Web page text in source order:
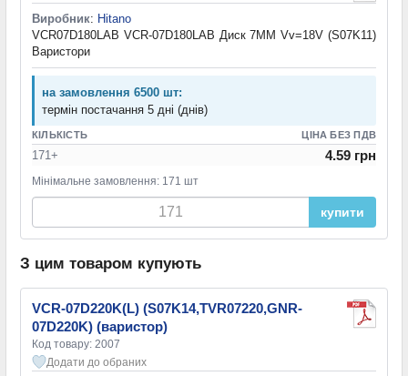
Виробник: Hitano
VCR07D180LAB VCR-07D180LAB Диск 7ММ Vv=18V (S07K11)
Варистори
на замовлення 6500 шт:
термін постачання 5 дні (днів)
КІЛЬКІСТЬ ЦІНА БЕЗ ПДВ
171+ 4.59 грн
Мінімальне замовлення: 171 шт
купити
З цим товаром купують
VCR-07D220K(L) (S07K14,TVR07220,GNR-
07D220K) (варистор)
Код товару: 2007
Додати до обраних